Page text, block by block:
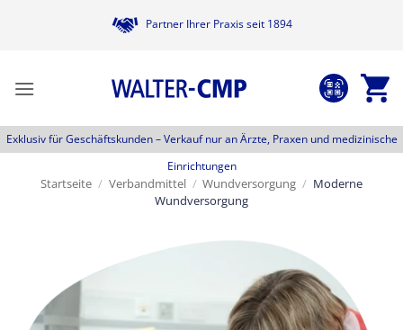
Partner Ihrer Praxis seit 1894
Exklusiv für Geschäftskunden –Verkauf nur an Ärzte, Praxen und medizinische
Einrichtungen
Startseite / Verbandmittel / Wundversorgung / Moderne
Wundversorgung